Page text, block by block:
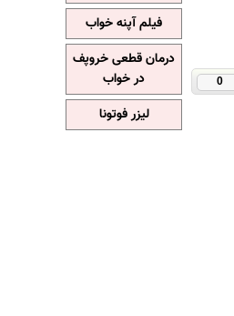
0
فیلم آپنه خواب
درمان قطعی خروپف
در خواب
لیزر فوتونا